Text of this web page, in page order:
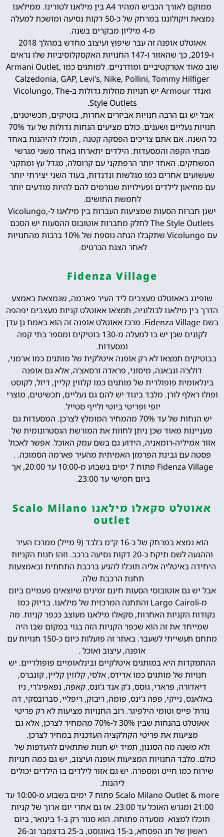
ממוקם לאורך הכביש המהיר A4 בין מילאנו לטורינו. ממילאנו
נמצאת ויקולונגו במרחק של כ-50 דקות נסיעה ומושכת למעלה
מ-4 מיליון מבקרים בשנה.
אאוטלט אופנה זה עבר שיפוץ ועיצוב מחדש במהלך 2018
ו-2019, כך שהאזור ו-147 החנויות האקסקלוסיביות שלו נראים
שוב מאוד אטרקטיביים ומודרניים. למותגים כמו Armani Outlet,
Calzedonia, GAP, Levi's, Nike, Pollini, Tommy Hilfiger
ואנדר Armour יש חנויות מוזלות גדולות ב-Vicolungo, The
Style Outlets.
אבל יש גם הרבה חנויות אביזרים אחרות, בוטיקים, תכשיטנים,
חנויות נעליים ושענים. כולם מציעים הנחות גדולות של עד 70%
כל השנה. אם אתם צריכים הפסקה קטנה , תוכלו להיהנות באחד
מבתי הקפה והמסעדות. הילדים יתארחו באחד משני מגרשי
המשחקים. האחד יותר הרפתקני עם קרוסלה, מגדל עץ ומתקני
שעשועים אחרים כמו מגלשות ונדנדות, בעוד השני יצירתי יותר
עם מוזיאון לילדים ופעילויות שגורמים להם להיות מודעים יותר
לחמשת החושים.
ישנן חברות הסעות שמציעות העברות בין מילאנו ל-Vicolungo,
The Style Outlets לחלק מחברות אוטובוס ההסעות יש הסכם
עם Vicolungo שתקבלו הנחה נוספת של 10% ברבות מהחנויות
לאחר הצגת הכרטיס.
Fidenza Village
שופינג באאוטלט מעצבים ליד העיר פארמה, שנמצאת באמצע
הדרך בין מילאנו לבולוניה, תמצאו אאוטלט קניות מעצבים יפהפה
בשם Fidenza Village. מרכז אאוטלט אופנה זה הוא באמת גן עדן
לקונים שכן יש בו למעלה מ-130 בוטיקים ומספר בתי קפה
ומסעדות.
בבוטיקים תמצאו לא רק אופנה איטלקית של מותגים כמו ארמני,
דולצ'ה וגבאנה, מיסוני, פראדה ורסאצ'ה, אלא גם אופנה
בינלאומית פופולרית של מותגים כמו קלווין קליין, דיזל, לקוסט
ופולו ראלף לורן. מלבד ביגוד יש להם גם נעליים, תכשיטים, מוצרי
יופי ופריטי ביוטי ולייף סטייל.
יש הנחות של עד 70% מהמחיר המומלץ לצרכן. המסעדות גם
מעניינות מאוד שכן ניתן לחוות את המורשת הגסטרונומית של
אזור אמיליה-רומאניה, הידוע גם בשם עמק האוכל. אפשר לאכול
פסטה עם גבינת הפרמזן האמיתית מהעיר פארמה הסמוכה. .
Fidenza Village פתוח 7 ימים בשבוע מ-10:00 עד 20:00, אך
ביום חמישי עד 23:00.
אאוטלט סקאלו מילאנו Scalo Milano
outlet
הוא נמצא במרחק של כ-16 ק"מ בלבד (9 מייל) ממרכז העיר
וההגעה לשם תיקח כ-20 דקות נסיעה ברכב. וזהו חנות הקניות
היחידה באיטליה אליה תוכלו להגיע ברכבת התחתית ובאמצעות
תחנת הרכבת שלה.
אבל יש גם אוטובוסי הסעות חינם זמינים שיוצאים פעמיים ביום
מ-Largo Cairoli והתחנה המרכזית של מילאנו. בדיוק כמו
נקודות הקניות האחרות, סקאלו מילאנו מעוצב ככפר קניות. מה
שמייחד את זה הוא שכפר הקניות הזה בנוי במקום שבו היה
מתחם תעשייתי לשעבר. באתר זה פועלות כיום כ-150 חנויות עם
אופנה, עיצוב ואוכל .
ההתמקדות היא במותגים איטלקיים ובינלאומיים פופולריים. יש
חנויות של מותגים כמו אדידס, אלסי, קלווין קליין, קונברס,
דיאדורה, פרארי, גוסס, ג'ק אנד ג'ונס, קאפה, נפאפיג'רי, ניו
באלאנס, נייקי, פפה ג'ינס, פומה, ריבוק, ריפליי, סברובסקי, דה
נורת' פייס וטומי הילפיגר. רוב החנויות מציעות לא רק פריטי
אאוטלט בהנחות שבין 30% ל-70% מהמחיר לצרכן, אלא גם
מציעות את פריטי הקולקציה העדכנית במחיר לצרכן.
ולא משנה מה הסגנון, תמיד יש חנות שתתאים להעדפות של
כולם. מלבד החנויות המציעות אופנה ועיצוב, יש גם כמה חנויות
שירות כמו חייט ומספרה. יש גם אזור לילדים בו הילדים יכולים
ליהנות.
Scalo Milano Outlet & more פתוח 7 ימים בשבוע מ-10:00 עד
21:00 ומגרש האוכל עד 23:00. אז גם אחרי יום ארוך של קניות
תוכלו למצוא מסעדה פתוחה. הוא סגור רק ב-1 בינואר, ביום
ראשון של חג הפסחא, ב-15 באוגוסט, ב-25 בדצמבר וב-26